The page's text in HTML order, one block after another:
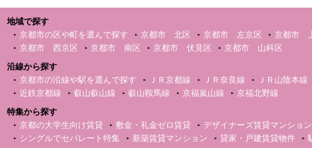
地域で探す
京都市の区や町を選んで探す
京都市 北区 京都市 左京区
京都市
京都市 西京区
京都市 南区 京都市 伏見区
京都市 山科区
沿線から探す
京都市の沿線や駅を選んで探す
ＪＲ京都線 ＪＲ奈良線
ＪＲ山陰本線
近鉄京都線
叡山叡山線 叡山鞍馬線 京福嵐山線
京福北野線
特集から探す
京都の大学生向け賃貸
敷金・礼金ゼロ賃貸
デザイナーズ賃貸マンション
シングルでセパレート特集
新築賃貸マンション 貸家・戸建賃貸物件